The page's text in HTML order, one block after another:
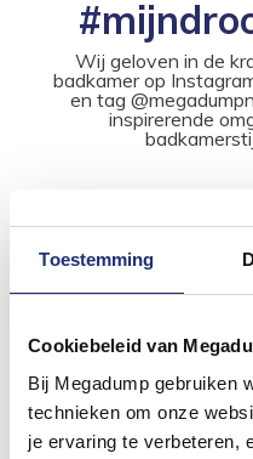
Toestemming
Cookiebeleid van
Bij Megadump gebruiken
technieken om onze
je ervaring te verbeteren,
Wij geloven in de
badkamer op
en tag
inspirerende